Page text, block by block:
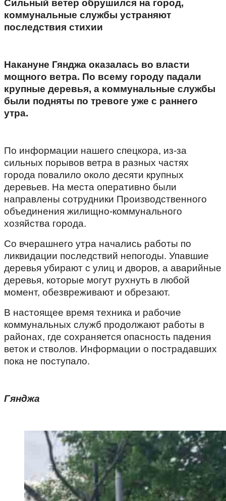
Сильный ветер обрушился на город,
коммунальные службы устраняют
последствия стихии
Накануне Гянджа оказалась во власти
мощного ветра. По всему городу падали
крупные деревья, а коммунальные службы
были подняты по тревоге уже с раннего
утра.
По информации нашего спецкора, из-за
сильных порывов ветра в разных частях
города повалило около десяти крупных
деревьев. На места оперативно были
направлены сотрудники Производственного
объединения жилищно-коммунального
хозяйства города.
Со вчерашнего утра начались работы по
ликвидации последствий непогоды. Упавшие
деревья убирают с улиц и дворов, а аварийные
деревья, которые могут рухнуть в любой
момент, обезвреживают и обрезают.
В настоящее время техника и рабочие
коммунальных служб продолжают работы в
районах, где сохраняется опасность падения
веток и стволов. Информации о пострадавших
пока не поступало.
Гянджа